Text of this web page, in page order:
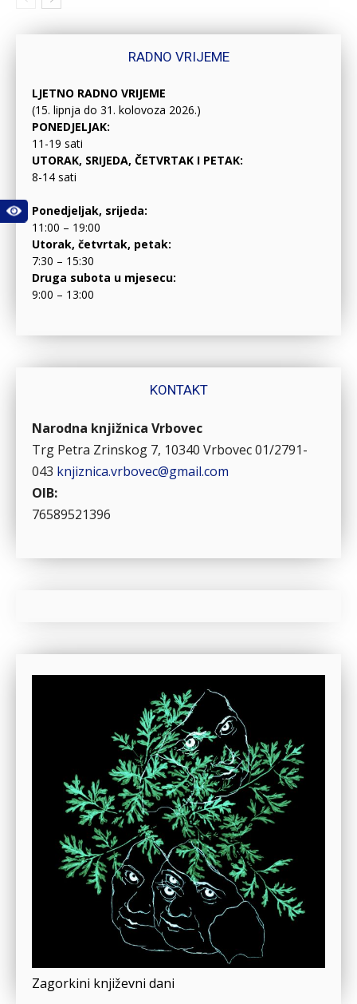
RADNO VRIJEME
LJETNO RADNO VRIJEME
(15. lipnja do 31. kolovoza 2026.)
PONEDJELJAK:
11-19 sati
UTORAK, SRIJEDA, ČETVRTAK I PETAK:
8-14 sati
Ponedjeljak, srijeda:
11:00 – 19:00
Utorak, četvrtak, petak:
7:30 – 15:30
Druga subota u mjesecu:
9:00 – 13:00
KONTAKT
Narodna knjižnica Vrbovec
Trg Petra Zrinskog 7, 10340 Vrbovec01/2791-
043 knjiznica.vrbovec@gmail.com
OIB:
76589521396
Zagorkini književni dani